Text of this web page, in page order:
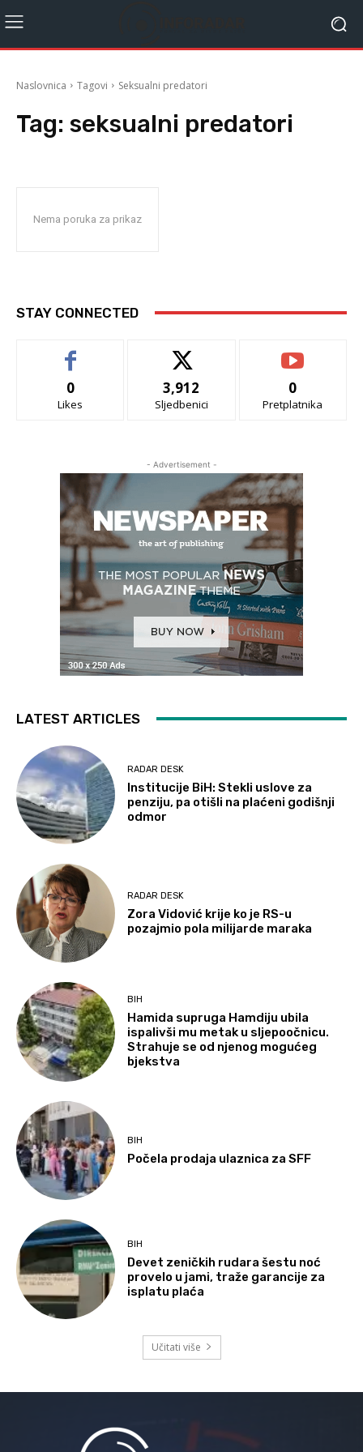
Naslovnica Tagovi Seksualni predatori
Tag: seksualni predatori
Nema poruka za prikaz
STAY CONNECTED
0
Likes
3,912
Sljedbenici
0
Pretplatnika
- Advertisement -
LATEST ARTICLES
RADAR DESK
Institucije BiH: Stekli uslove za
penziju, pa otišli na plaćeni godišnji
odmor
RADAR DESK
Zora Vidović krije ko je RS-u
pozajmio pola milijarde maraka
BIH
Hamida supruga Hamdiju ubila
ispalivši mu metak u sljepoočnicu.
Strahuje se od njenog mogućeg
bjekstva
BIH
Počela prodaja ulaznica za SFF
BIH
Devet zeničkih rudara šestu noć
provelo u jami, traže garancije za
isplatu plaća
Učitati više